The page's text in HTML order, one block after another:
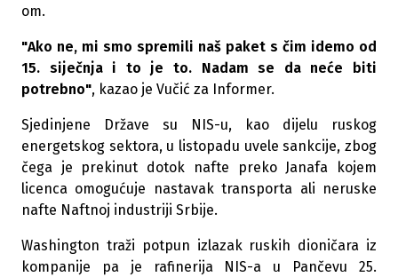
om.
"Ako ne, mi smo spremili naš paket s čim idemo od
15. siječnja i to je to. Nadam se da neće biti
potrebno", kazao je Vučić za Informer.
Sjedinjene Države su NIS-u, kao dijelu ruskog
energetskog sektora, u listopadu uvele sankcije, zbog
čega je prekinut dotok nafte preko Janafa kojem
licenca omogućuje nastavak transporta ali neruske
nafte Naftnoj industriji Srbije.
Washington traži potpun izlazak ruskih dioničara iz
kompanije pa je rafinerija NIS-a u Pančevu 25.